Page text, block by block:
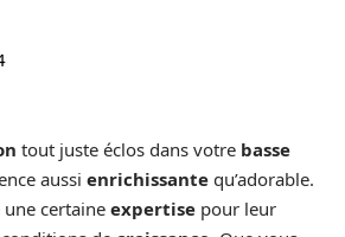
tout juste éclos dans votre basse
aussi enrichissante qu’adorable.
certaine expertise pour leur